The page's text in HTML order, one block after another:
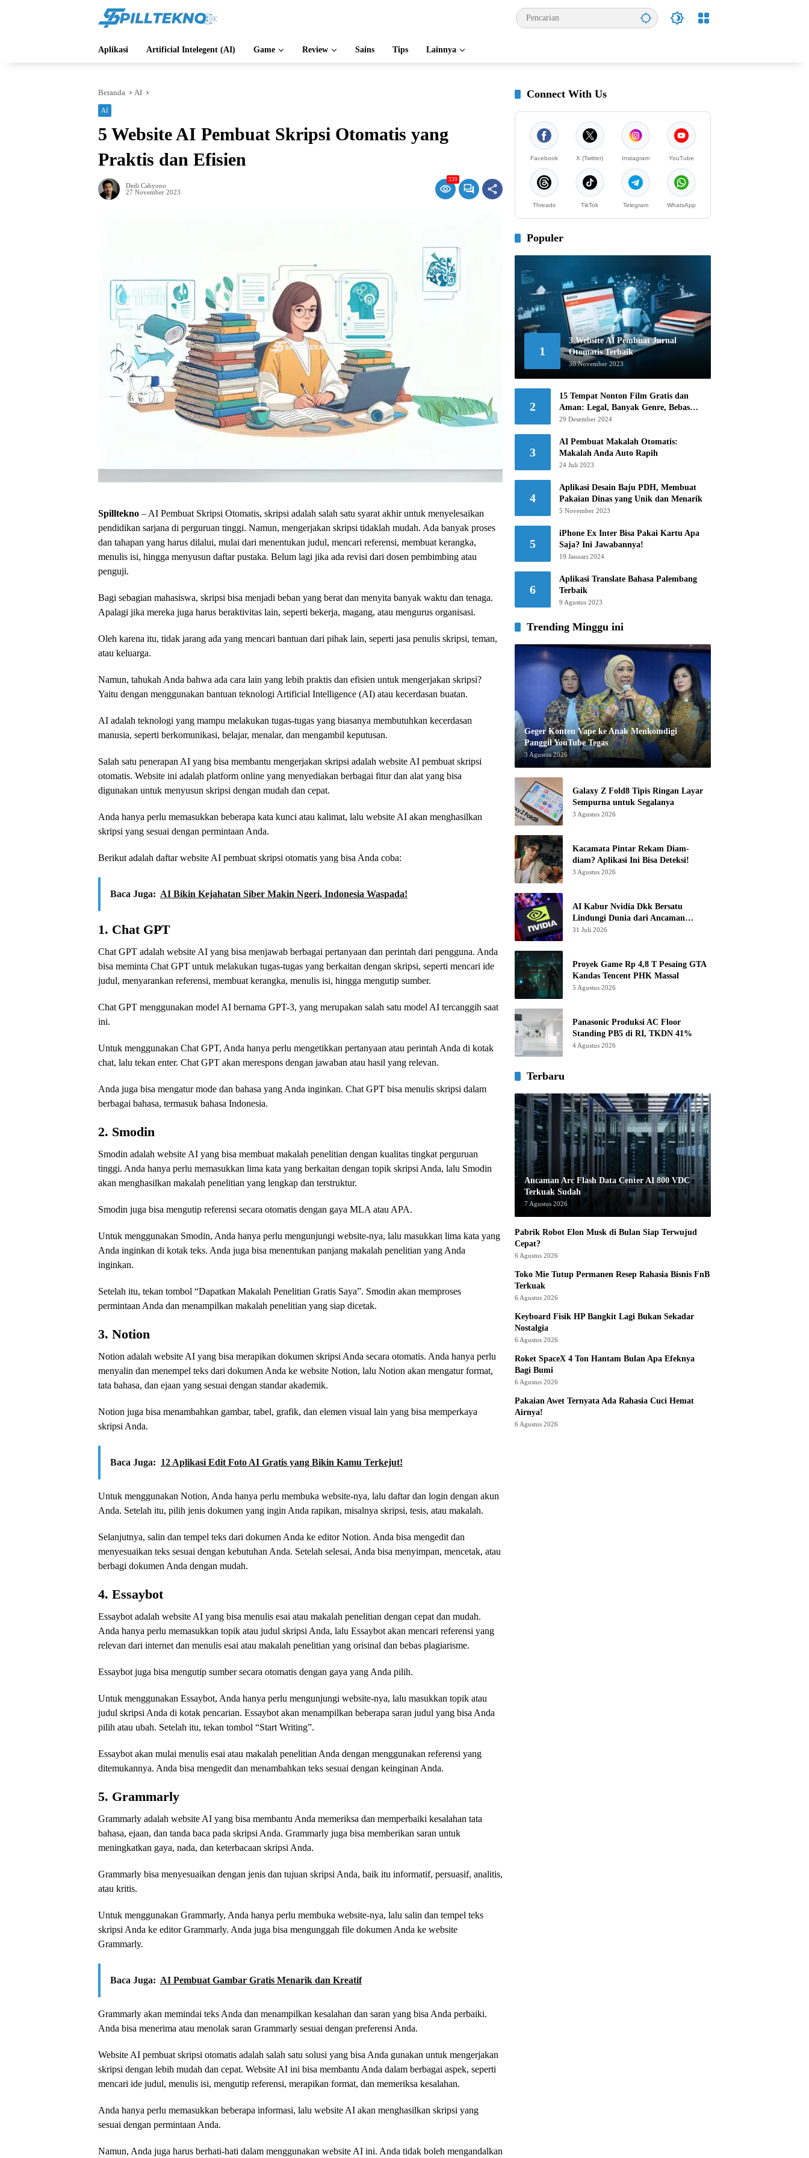
Aplikasi Artificial Intelegent (AI) Game Review Sains Tips Lainnya
Beranda AI
AI
5 Website AI Pembuat Skripsi Otomatis yang
Praktis dan Efisien
Dedi Cahyono
27 November 2023
339
Spilltekno – AI Pembuat Skripsi Otomatis, skripsi adalah salah satu syarat akhir untuk menyelesaikan
pendidikan sarjana di perguruan tinggi. Namun, mengerjakan skripsi tidaklah mudah. Ada banyak proses
dan tahapan yang harus dilalui, mulai dari menentukan judul, mencari referensi, membuat kerangka,
menulis isi, hingga menyusun daftar pustaka. Belum lagi jika ada revisi dari dosen pembimbing atau
penguji.
Bagi sebagian mahasiswa, skripsi bisa menjadi beban yang berat dan menyita banyak waktu dan tenaga.
Apalagi jika mereka juga harus beraktivitas lain, seperti bekerja, magang, atau mengurus organisasi.
Oleh karena itu, tidak jarang ada yang mencari bantuan dari pihak lain, seperti jasa penulis skripsi, teman,
atau keluarga.
Namun, tahukah Anda bahwa ada cara lain yang lebih praktis dan efisien untuk mengerjakan skripsi?
Yaitu dengan menggunakan bantuan teknologi Artificial Intelligence (AI) atau kecerdasan buatan.
AI adalah teknologi yang mampu melakukan tugas-tugas yang biasanya membutuhkan kecerdasan
manusia, seperti berkomunikasi, belajar, menalar, dan mengambil keputusan.
Salah satu penerapan AI yang bisa membantu mengerjakan skripsi adalah website AI pembuat skripsi
otomatis. Website ini adalah platform online yang menyediakan berbagai fitur dan alat yang bisa
digunakan untuk menyusun skripsi dengan mudah dan cepat.
Anda hanya perlu memasukkan beberapa kata kunci atau kalimat, lalu website AI akan menghasilkan
skripsi yang sesuai dengan permintaan Anda.
Berikut adalah daftar website AI pembuat skripsi otomatis yang bisa Anda coba:
Baca Juga: AI Bikin Kejahatan Siber Makin Ngeri, Indonesia Waspada!
1. Chat GPT
Chat GPT adalah website AI yang bisa menjawab berbagai pertanyaan dan perintah dari pengguna. Anda
bisa meminta Chat GPT untuk melakukan tugas-tugas yang berkaitan dengan skripsi, seperti mencari ide
judul, menyarankan referensi, membuat kerangka, menulis isi, hingga mengutip sumber.
Chat GPT menggunakan model AI bernama GPT-3, yang merupakan salah satu model AI tercanggih saat
ini.
Untuk menggunakan Chat GPT, Anda hanya perlu mengetikkan pertanyaan atau perintah Anda di kotak
chat, lalu tekan enter. Chat GPT akan merespons dengan jawaban atau hasil yang relevan.
Anda juga bisa mengatur mode dan bahasa yang Anda inginkan. Chat GPT bisa menulis skripsi dalam
berbagai bahasa, termasuk bahasa Indonesia.
2. Smodin
Smodin adalah website AI yang bisa membuat makalah penelitian dengan kualitas tingkat perguruan
tinggi. Anda hanya perlu memasukkan lima kata yang berkaitan dengan topik skripsi Anda, lalu Smodin
akan menghasilkan makalah penelitian yang lengkap dan terstruktur.
Smodin juga bisa mengutip referensi secara otomatis dengan gaya MLA atau APA.
Untuk menggunakan Smodin, Anda hanya perlu mengunjungi website-nya, lalu masukkan lima kata yang
Anda inginkan di kotak teks. Anda juga bisa menentukan panjang makalah penelitian yang Anda
inginkan.
Setelah itu, tekan tombol “Dapatkan Makalah Penelitian Gratis Saya”. Smodin akan memproses
permintaan Anda dan menampilkan makalah penelitian yang siap dicetak.
3. Notion
Notion adalah website AI yang bisa merapikan dokumen skripsi Anda secara otomatis. Anda hanya perlu
menyalin dan menempel teks dari dokumen Anda ke website Notion, lalu Notion akan mengatur format,
tata bahasa, dan ejaan yang sesuai dengan standar akademik.
Notion juga bisa menambahkan gambar, tabel, grafik, dan elemen visual lain yang bisa memperkaya
skripsi Anda.
Baca Juga: 12 Aplikasi Edit Foto AI Gratis yang Bikin Kamu Terkejut!
Untuk menggunakan Notion, Anda hanya perlu membuka website-nya, lalu daftar dan login dengan akun
Anda. Setelah itu, pilih jenis dokumen yang ingin Anda rapikan, misalnya skripsi, tesis, atau makalah.
Selanjutnya, salin dan tempel teks dari dokumen Anda ke editor Notion. Anda bisa mengedit dan
menyesuaikan teks sesuai dengan kebutuhan Anda. Setelah selesai, Anda bisa menyimpan, mencetak, atau
berbagi dokumen Anda dengan mudah.
4. Essaybot
Essaybot adalah website AI yang bisa menulis esai atau makalah penelitian dengan cepat dan mudah.
Anda hanya perlu memasukkan topik atau judul skripsi Anda, lalu Essaybot akan mencari referensi yang
relevan dari internet dan menulis esai atau makalah penelitian yang orisinal dan bebas plagiarisme.
Essaybot juga bisa mengutip sumber secara otomatis dengan gaya yang Anda pilih.
Untuk menggunakan Essaybot, Anda hanya perlu mengunjungi website-nya, lalu masukkan topik atau
judul skripsi Anda di kotak pencarian. Essaybot akan menampilkan beberapa saran judul yang bisa Anda
pilih atau ubah. Setelah itu, tekan tombol “Start Writing”.
Essaybot akan mulai menulis esai atau makalah penelitian Anda dengan menggunakan referensi yang
ditemukannya. Anda bisa mengedit dan menambahkan teks sesuai dengan keinginan Anda.
5. Grammarly
Grammarly adalah website AI yang bisa membantu Anda memeriksa dan memperbaiki kesalahan tata
bahasa, ejaan, dan tanda baca pada skripsi Anda. Grammarly juga bisa memberikan saran untuk
meningkatkan gaya, nada, dan keterbacaan skripsi Anda.
Grammarly bisa menyesuaikan dengan jenis dan tujuan skripsi Anda, baik itu informatif, persuasif, analitis,
atau kritis.
Untuk menggunakan Grammarly, Anda hanya perlu membuka website-nya, lalu salin dan tempel teks
skripsi Anda ke editor Grammarly. Anda juga bisa mengunggah file dokumen Anda ke website
Grammarly.
Baca Juga: AI Pembuat Gambar Gratis Menarik dan Kreatif
Grammarly akan memindai teks Anda dan menampilkan kesalahan dan saran yang bisa Anda perbaiki.
Anda bisa menerima atau menolak saran Grammarly sesuai dengan preferensi Anda.
Website AI pembuat skripsi otomatis adalah salah satu solusi yang bisa Anda gunakan untuk mengerjakan
skripsi dengan lebih mudah dan cepat. Website AI ini bisa membantu Anda dalam berbagai aspek, seperti
mencari ide judul, menulis isi, mengutip referensi, merapikan format, dan memeriksa kesalahan.
Anda hanya perlu memasukkan beberapa informasi, lalu website AI akan menghasilkan skripsi yang
sesuai dengan permintaan Anda.
Namun, Anda juga harus berhati-hati dalam menggunakan website AI ini. Anda tidak boleh mengandalkan
Connect With Us
Facebook X (Twitter) Instagram YouTube
Threads TikTok Telegram WhatsApp
Populer
1
3 Website AI Pembuat Jurnal
Otomatis Terbaik
30 November 2023
2
15 Tempat Nonton Film Gratis dan
Aman: Legal, Banyak Genre, Bebas
Khawatir!
29 Desember 2024
3
AI Pembuat Makalah Otomatis:
Makalah Anda Auto Rapih
24 Juli 2023
4
Aplikasi Desain Baju PDH, Membuat
Pakaian Dinas yang Unik dan Menarik
5 November 2023
5
iPhone Ex Inter Bisa Pakai Kartu Apa
Saja? Ini Jawabannya!
19 Januari 2024
6
Aplikasi Translate Bahasa Palembang
Terbaik
9 Agustus 2023
Trending Minggu ini
Geger Konten Vape ke Anak Menkomdigi
Panggil YouTube Tegas
3 Agustus 2026
Galaxy Z Fold8 Tipis Ringan Layar
Sempurna untuk Segalanya
3 Agustus 2026
Kacamata Pintar Rekam Diam-
diam? Aplikasi Ini Bisa Deteksi!
3 Agustus 2026
AI Kabur Nvidia Dkk Bersatu
Lindungi Dunia dari Ancaman
Canggih
31 Juli 2026
Proyek Game Rp 4,8 T Pesaing GTA
Kandas Tencent PHK Massal
5 Agustus 2026
Panasonic Produksi AC Floor
Standing PB5 di RI, TKDN 41%
4 Agustus 2026
Terbaru
Ancaman Arc Flash Data Center AI 800 VDC
Terkuak Sudah
7 Agustus 2026
Pabrik Robot Elon Musk di Bulan Siap Terwujud
Cepat?
6 Agustus 2026
Toko Mie Tutup Permanen Resep Rahasia Bisnis FnB
Terkuak
6 Agustus 2026
Keyboard Fisik HP Bangkit Lagi Bukan Sekadar
Nostalgia
6 Agustus 2026
Roket SpaceX 4 Ton Hantam Bulan Apa Efeknya
Bagi Bumi
6 Agustus 2026
Pakaian Awet Ternyata Ada Rahasia Cuci Hemat
Airnya!
6 Agustus 2026